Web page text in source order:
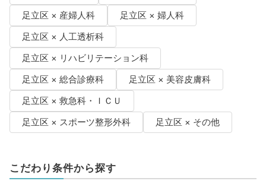
足立区 × 産婦人科
足立区 × 婦人科
足立区 × 人工透析科
足立区 × リハビリテーション科
足立区 × 総合診療科
足立区 × 美容皮膚科
足立区 × 救急科・ＩＣＵ
足立区 × スポーツ整形外科
足立区 × その他
こだわり条件から探す